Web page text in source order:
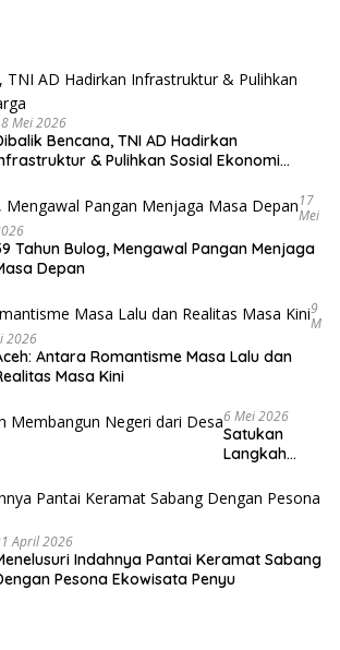
Mei 2026
Bencana, TNI AD Hadirkan
& Pulihkan Sosial Ekonomi
17
Mei
Tahun Bulog, Mengawal Pangan Menjaga
Depan
9
M
2026
Antara Romantisme Masa Lalu dan
Masa Kini
6 Mei 2026
Satukan
Langkah
Negeri dari
Desa
April 2026
Indahnya Pantai Keramat Sabang
Pesona Ekowisata Penyu